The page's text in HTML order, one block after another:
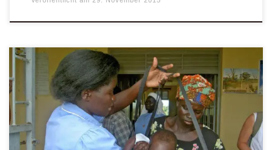
Zeitungsartikel in den Westfälischen Nachrichten am
21.11.2015 Uganda-Hilfe St. Mauritz möchte
Medizinstation im Dorf Obiya Palaro um einen Bettentrakt
erweitern -Klaus Baumeister- Münster – Die rund 20 000
Einwohner in dem Dorf Obiya Palaro im Norden Ugandas